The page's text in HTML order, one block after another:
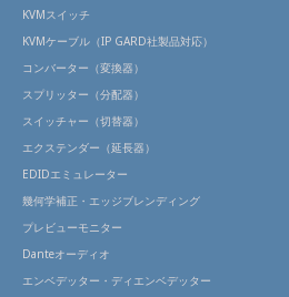
KVMスイッチ
KVMケーブル（IP GARD社製品対応）
コンバーター（変換器）
スプリッター（分配器）
スイッチャー（切替器）
エクステンダー（延長器）
EDIDエミュレーター
幾何学補正・エッジブレンディング
プレビューモニター
Danteオーディオ
エンベデッター・ディエンベデッター